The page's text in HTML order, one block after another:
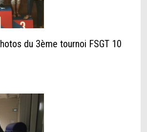
du 3ème tournoi FSGT 10